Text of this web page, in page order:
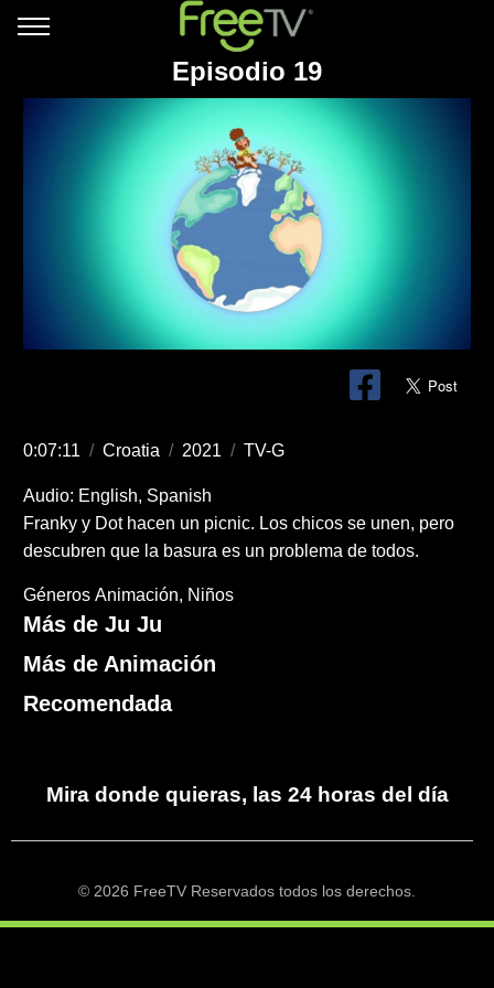
Episodio 19
0:07:11 / Croatia / 2021 / TV-G
Audio: English, Spanish
Franky y Dot hacen un picnic. Los chicos se unen, pero
descubren que la basura es un problema de todos.
Géneros Animación Niños
Más de Ju Ju
Más de Animación
Recomendada
Mira donde quieras, las 24 horas del día
© 2026 FreeTV Reservados todos los derechos.